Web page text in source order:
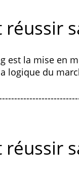
réussir
est la mise en
logique du
réussir